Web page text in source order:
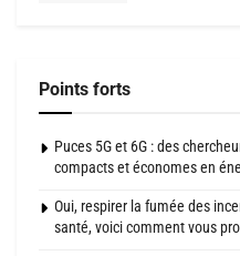
Points forts
Puces 5G et 6G : des
compacts et économes en
Oui, respirer la fumée des
santé, voici comment vous